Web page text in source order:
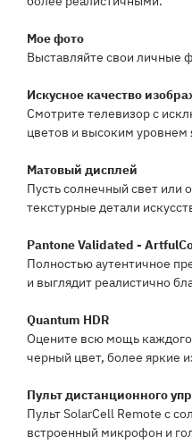
Мое фото
Выставляйте свои личные
Искусное качество
Смотрите телевизор с
цветов и высоким уровнем
Матовый дисплей
Пусть солнечный свет или
текстурные детали
Pantone Validated -
Полностью аутентичное
и выглядит реалистично
Quantum HDR
Оцените всю мощь каждого
черный цвет, более яркие
Пульт дистанционного
Пульт SolarCell Remote с
встроенный микрофон и